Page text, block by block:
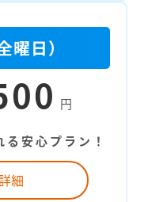
曜日）
円
安心プラン！
細